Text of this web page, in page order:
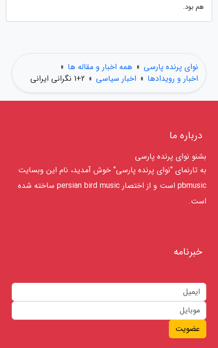
هم بود.
نوای پرنده پارسی » همه اخبار و مقاله ها »
اخبار و رویدادها » اخبار سیاسی » 1+2 نگرانی ایرانی
درباره ما
بشنو نوای پرنده پارسی
به تارنمای "نوای پرنده پارسی" خوش آمدید، نام این وبسایت
pbmusic است و از اختصار persian bird music ساخته شده
است.
خبرنامه
عضویت